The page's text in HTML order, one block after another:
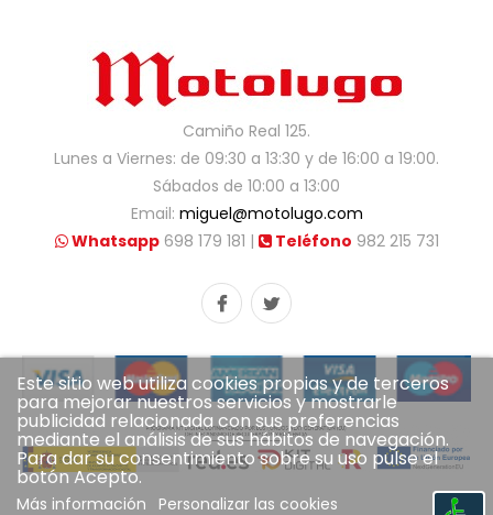
Camiño Real 125.
Lunes a Viernes: de 09:30 a 13:30 y de 16:00 a 19:00.
Sábados de 10:00 a 13:00
Email: miguel@motolugo.com
Whatsapp698 179 181 | Teléfono 982 215 731
Este sitio web utiliza cookies propias y de terceros
para mejorar nuestros servicios y mostrarle
publicidad relacionada con sus preferencias
mediante el análisis de sus hábitos de navegación.
Para dar su consentimiento sobre su uso pulse el
botón Acepto.
Más información Personalizar las cookies